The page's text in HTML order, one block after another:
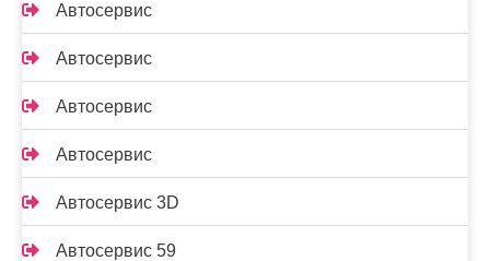
Автосервис
Автосервис
Автосервис
Автосервис
Автосервис 3D
Автосервис 59